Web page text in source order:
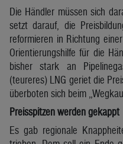
Die Händler müssen sich
setzt darauf, die
reformieren in Richtung
Orientierungshilfe für die
bisher stark an
(teureres) LNG geriet die
überboten sich beim
Preisspitzen werden gekappt
Es gab regionale